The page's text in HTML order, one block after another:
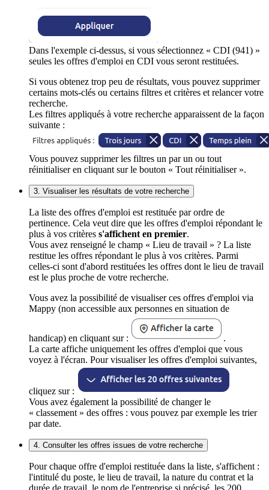
Dans l'exemple ci-dessus, si vous sélectionnez « CDI (941) »
seules les offres d'emploi en CDI vous seront restituées.
Si vous obtenez trop peu de résultats, vous pouvez supprimer
certains mots-clés ou certains filtres et critères et relancer votre
recherche.
Les filtres appliqués à votre recherche apparaissent de la façon
suivante :
Vous pouvez supprimer les filtres un par un ou tout
réinitialiser en cliquant sur le bouton « Tout réinitialiser ».
3. Visualiser les résultats de votre recherche
La liste des offres d'emploi est restituée par ordre de
pertinence. Cela veut dire que les offres d'emploi répondant le
plus à vos critères s'affichent en premier.
Vous avez renseigné le champ « Lieu de travail » ? La liste
restitue les offres répondant le plus à vos critères. Parmi
celles-ci sont d'abord restituées les offres dont le lieu de travail
est le plus proche de votre recherche.
Vous avez la possibilité de visualiser ces offres d'emploi via
Mappy (non accessible aux personnes en situation de
handicap) en cliquant sur :
.
La carte affiche uniquement les offres d'emploi que vous
voyez à l'écran. Pour visualiser les offres d'emploi suivantes,
cliquez sur :
Vous avez également la possibilité de changer le
« classement » des offres : vous pouvez par exemple les trier
par date.
4. Consulter les offres issues de votre recherche
Pour chaque offre d'emploi restituée dans la liste, s'affichent :
l'intitulé du poste, le lieu de travail, la nature du contrat et la